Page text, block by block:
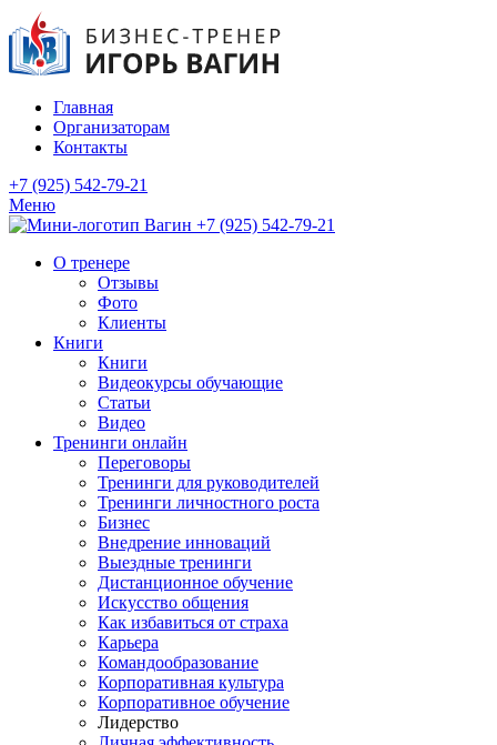
Главная
Организаторам
Контакты
+7 (925) 542-79-21
Меню
+7 (925) 542-79-21
О тренере
Отзывы
Фото
Клиенты
Книги
Книги
Видеокурсы обучающие
Статьи
Видео
Тренинги онлайн
Переговоры
Тренинги для руководителей
Тренинги личностного роста
Бизнес
Внедрение инноваций
Выездные тренинги
Дистанционное обучение
Искусство общения
Как избавиться от страха
Карьера
Командообразование
Корпоративная культура
Корпоративное обучение
Лидерство